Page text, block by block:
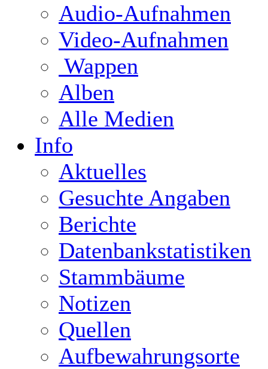
Audio-Aufnahmen
Video-Aufnahmen
Wappen
Alben
Alle Medien
Info
Aktuelles
Gesuchte Angaben
Berichte
Datenbankstatistiken
Stammbäume
Notizen
Quellen
Aufbewahrungsorte